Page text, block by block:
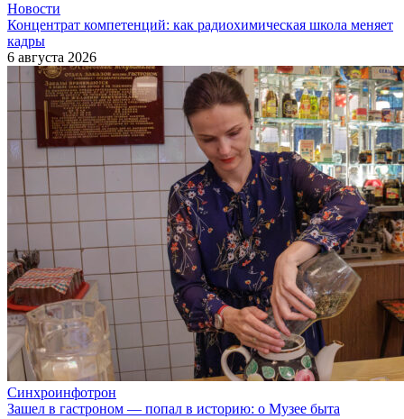
Новости
Концентрат компетенций: как радиохимическая школа меняет
кадры
6 августа 2026
Синхроинфотрон
Зашел в гастроном — попал в историю: о Музее быта